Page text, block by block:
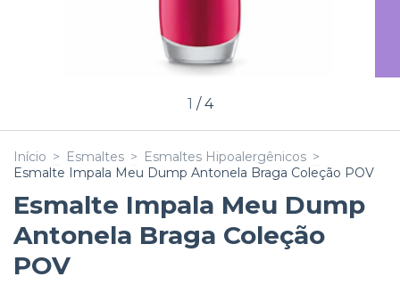
1 /4
Início > Esmaltes > Esmaltes Hipoalergênicos >
Esmalte Impala Meu Dump Antonela Braga Coleção POV
Esmalte Impala Meu Dump
Antonela Braga Coleção
POV